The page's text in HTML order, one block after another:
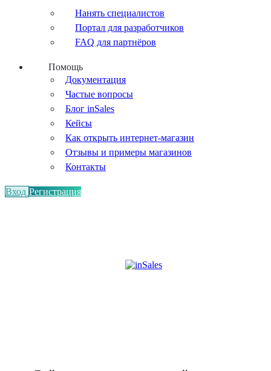
Нанять специалистов
Портал для разработчиков
FAQ для партнёров
Помощь
Документация
Частые вопросы
Блог inSales
Кейсы
Как открыть интернет-магазин
Отзывы и примеры магазинов
Контакты
Вход Регистрация